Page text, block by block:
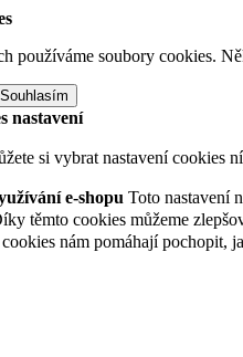
používáme soubory cookies.
Souhlasím
nastavení
si vybrat nastavení cookies
e-shopu Toto nastavení
těmto cookies můžeme
nám pomáhají pochopit,